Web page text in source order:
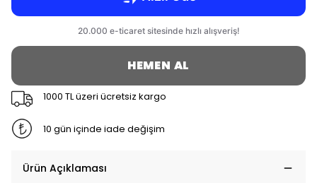
HEMEN AL
1000 TL üzeri ücretsiz kargo
10 gün içinde iade değişim
Ürün Açıklaması